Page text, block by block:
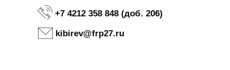
+7 4212 358 848 (доб. 206)
kibirev@frp27.ru